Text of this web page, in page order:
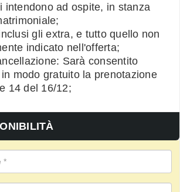
intendono ad ospite, in stanza
gli extra, e tutto quello non
indicato nell'offerta;
Sarà consentito
modo gratuito la prenotazione
14 del 16/12;